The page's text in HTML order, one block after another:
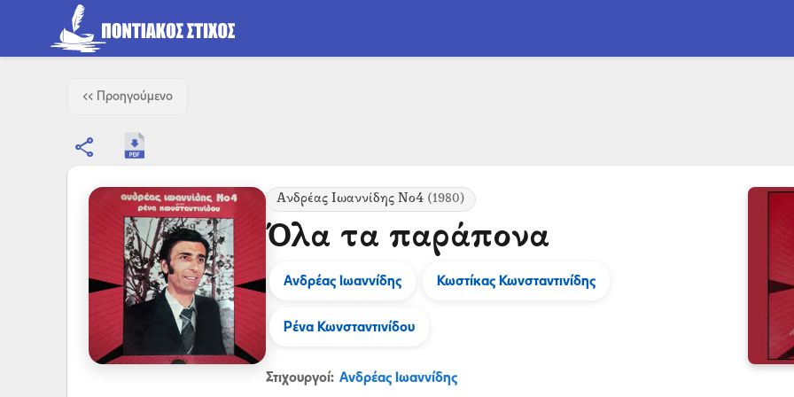
<< Προηγούμενο
share
Ανδρέας Ιωαννίδης Νο4 (1980)
Όλα τα παράπονα
Ανδρέας Ιωαννίδης Κωστίκας Κωνσταντινίδης
Ρένα Κωνσταντινίδου
Στιχουργοί: Ανδρέας Ιωαννίδης